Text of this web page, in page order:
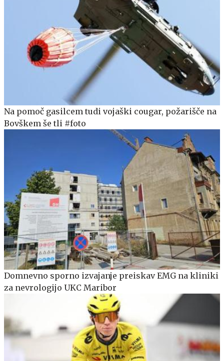
Na pomoč gasilcem tudi vojaški cougar, požarišče na
Bovškem še tli #foto
Domnevno sporno izvajanje preiskav EMG na kliniki
za nevrologijo UKC Maribor